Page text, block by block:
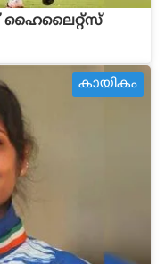
ഹൈലൈറ്റ്സ്
കായികം